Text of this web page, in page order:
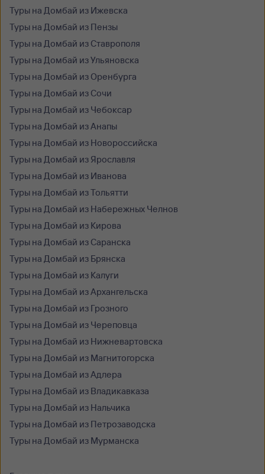
Туры на Домбай из Ижевска
Туры на Домбай из Пензы
Туры на Домбай из Ставрополя
Туры на Домбай из Ульяновска
Туры на Домбай из Оренбурга
Туры на Домбай из Сочи
Туры на Домбай из Чебоксар
Туры на Домбай из Анапы
Туры на Домбай из Новороссийска
Туры на Домбай из Ярославля
Туры на Домбай из Иванова
Туры на Домбай из Тольятти
Туры на Домбай из Набережных Челнов
Туры на Домбай из Кирова
Туры на Домбай из Саранска
Туры на Домбай из Брянска
Туры на Домбай из Калуги
Туры на Домбай из Архангельска
Туры на Домбай из Грозного
Туры на Домбай из Череповца
Туры на Домбай из Нижневартовска
Туры на Домбай из Магнитогорска
Туры на Домбай из Адлера
Туры на Домбай из Владикавказа
Туры на Домбай из Нальчика
Туры на Домбай из Петрозаводска
Туры на Домбай из Мурманска